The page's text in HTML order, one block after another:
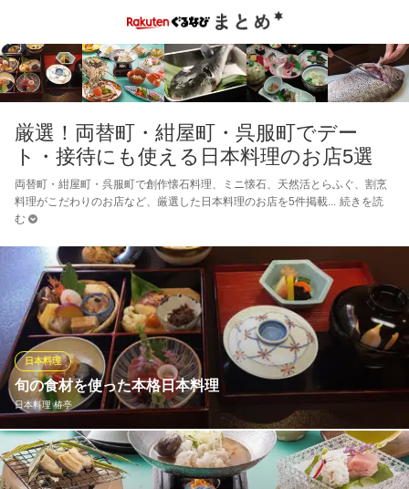
厳選！両替町・紺屋町・呉服町でデー
ト・接待にも使える日本料理のお店5選
両替町・紺屋町・呉服町で創作懐石料理、ミニ懐石、天然活とらふぐ、割烹
料理がこだわりのお店など、厳選した日本料理のお店を5件掲載
続きを読
む
旬の食材を使った本格日本料理
日本料理 椿亭
日本料理
静岡を中心に全国各地の食材を吟味し、お料理全てひとつひとつ
料理人の手で、丁寧に心を込めてお作りしています。 椿亭の味を